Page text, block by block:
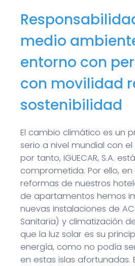
medio
entorno con
con movilidad
sostenibilidad
El cambio climático es un
serio a nivel mundial con el
por tanto, IGUECAR, S.A.
comprometida. Por ello, en
reformas de nuestros
de apartamentos hemos
nuevas instalaciones de
Sanitaria) y climatización
que la luz solar es su
energía, como no podía
en estas islas afortunadas.